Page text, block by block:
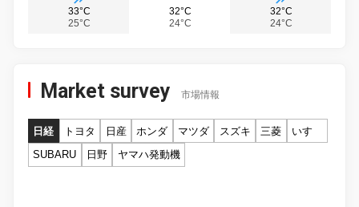
33°C
25°C
32°C
24°C
32°C
24°C
Market survey 市場情報
日経 トヨタ 日産 ホンダ マツダ スズキ 三菱
いすゞ
SUBARU
日野 ヤマハ発動機